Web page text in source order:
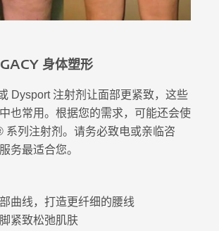
身体塑形
Dysport 注射剂让面部更紧致，这些
也常用。根据您的需求，可能还会使
系列注射剂。请务必致电或亲临咨
务最适合您。
曲线，打造更纤细的腰线
紧致松弛肌肤